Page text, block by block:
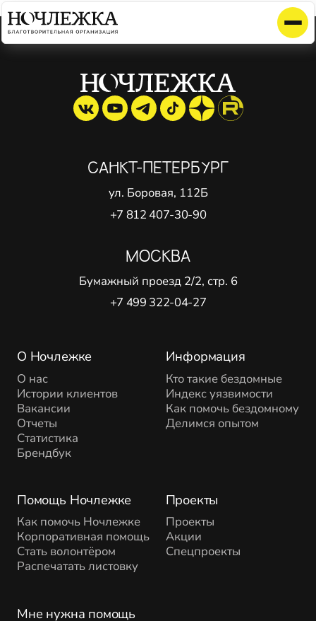
Элемент не найден!
О Ночлежке
О нас
Истории клиентов
Вакансии
Отчеты
Статистика
Брендбук
Помощь Ночлежке
Как помочь Ночлежке
Корпоративная помощь
Стать волонтёром
Распечатать листовку
Проекты
Проекты
Акции
Спецпроекты
Информация
Кто такие бездомные
Индекс уязвимости
Как помочь бездомному
Делимся опытом
Мне нужна помощь
САНКТ-ПЕТЕРБУРГ
ул. Боровая, 112Б
+7 812 407-30-90
МОСКВА
Бумажный проезд 2/2, стр. 6
+7 499 322-04-27